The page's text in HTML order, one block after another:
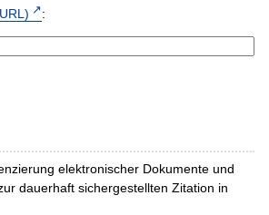
:
elektronischer Dokumente und
dauerhaft sichergestellten Zitation in